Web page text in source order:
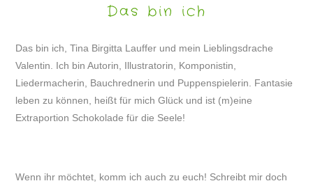
Das bin ich
Das bin ich, Tina Birgitta Lauffer und mein Lieblingsdrache
Valentin. Ich bin Autorin, Illustratorin, Komponistin,
Liedermacherin, Bauchrednerin und Puppenspielerin. Fantasie
leben zu können, heißt für mich Glück und ist (m)eine
Extraportion Schokolade für die Seele!
Wenn ihr möchtet, komm ich auch zu euch! Schreibt mir doch